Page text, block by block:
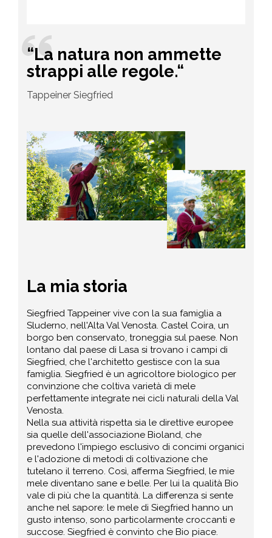
“La natura non ammette
strappi alle regole.“
Tappeiner Siegfried
La mia storia
Siegfried Tappeiner vive con la sua famiglia a
Sluderno, nell'Alta Val Venosta. Castel Coira, un
borgo ben conservato, troneggia sul paese. Non
lontano dal paese di Lasa si trovano i campi di
Siegfried, che l'architetto gestisce con la sua
famiglia. Siegfried è un agricoltore biologico per
convinzione che coltiva varietà di mele
perfettamente integrate nei cicli naturali della Val
Venosta.
Nella sua attività rispetta sia le direttive europee
sia quelle dell'associazione Bioland, che
prevedono l'impiego esclusivo di concimi organici
e l'adozione di metodi di coltivazione che
tutelano il terreno. Così, afferma Siegfried, le mie
mele diventano sane e belle. Per lui la qualità Bio
vale di più che la quantità. La differenza si sente
anche nel sapore: le mele di Siegfried hanno un
gusto intenso, sono particolarmente croccanti e
succose. Siegfried è convinto che Bio piace.